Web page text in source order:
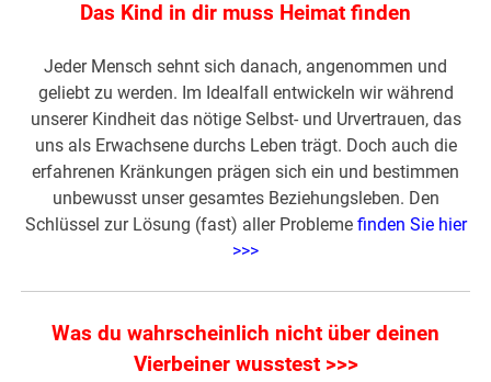
Das Kind in dir muss Heimat finden
Jeder Mensch sehnt sich danach, angenommen und
geliebt zu werden. Im Idealfall entwickeln wir während
unserer Kindheit das nötige Selbst- und Urvertrauen, das
uns als Erwachsene durchs Leben trägt. Doch auch die
erfahrenen Kränkungen prägen sich ein und bestimmen
unbewusst unser gesamtes Beziehungsleben. Den
Schlüssel zur Lösung (fast) aller Probleme finden Sie hier
>>>
Was du wahrscheinlich nicht über deinen
Vierbeiner wusstest >>>